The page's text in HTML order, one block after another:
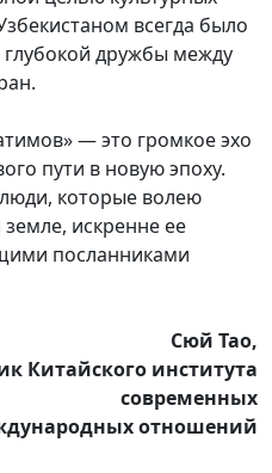
всегда было
дружбы между
— это громкое эхо
пути в новую эпоху.
которые волею
искренне ее
посланниками
Сюй Тао,
Китайского института
современных
отношений